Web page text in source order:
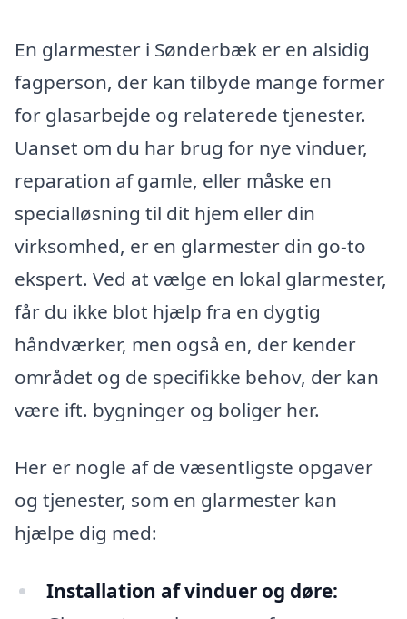
En glarmester i Sønderbæk er en alsidig
fagperson, der kan tilbyde mange former
for glasarbejde og relaterede tjenester.
Uanset om du har brug for nye vinduer,
reparation af gamle, eller måske en
specialløsning til dit hjem eller din
virksomhed, er en glarmester din go-to
ekspert. Ved at vælge en lokal glarmester,
får du ikke blot hjælp fra en dygtig
håndværker, men også en, der kender
området og de specifikke behov, der kan
være ift. bygninger og boliger her.
Her er nogle af de væsentligste opgaver
og tjenester, som en glarmester kan
hjælpe dig med:
Installation af vinduer og døre: